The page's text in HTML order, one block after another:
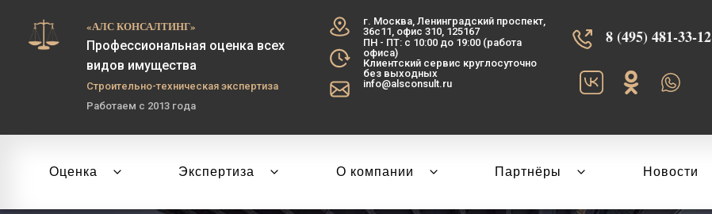
«АЛС КОНСАЛТИНГ»
Профессиональная оценка всех
видов имущества
Строительно-техническая экспертиза
Работаем с 2013 года
г. Москва, Ленинградский проспект,
36с11, офис 310, 125167
ПН - ПТ: с 10:00 до 19:00 (работа
офиса)
Клиентский сервис круглосуточно
без выходных
info@alsconsult.ru
8 (495) 481-33-12‬‬
Оценка Экспертиза О компании Партнёры Новости